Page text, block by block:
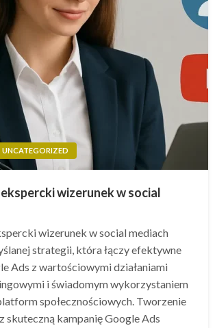
UNCATEGORIZED
wizerunek w social
wizerunek w social mediach
strategii, która łączy efektywne
Ads z wartościowymi działaniami
i świadomym wykorzystaniem
społecznościowych. Tworzenie
skuteczną kampanię Google Ads